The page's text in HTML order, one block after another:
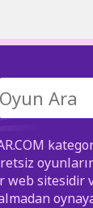
sitesidir